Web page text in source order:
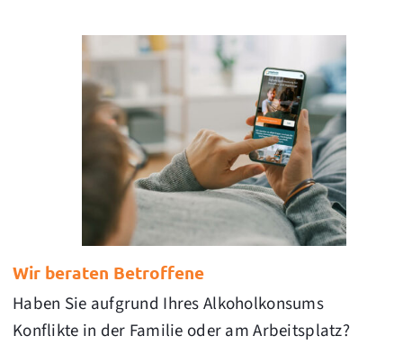
Wir beraten Betroffene
Haben Sie aufgrund Ihres Alkoholkonsums
Konflikte in der Familie oder am Arbeitsplatz?